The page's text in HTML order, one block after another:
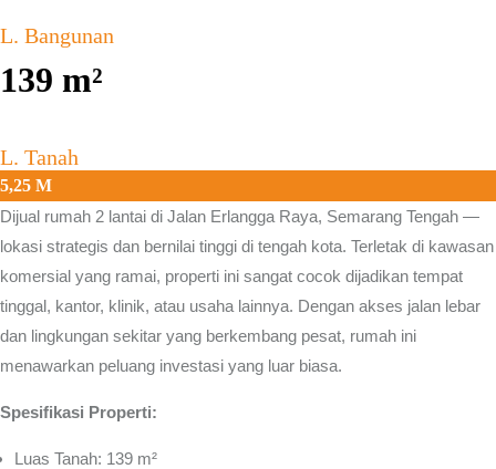
L. Bangunan
139 m²
L. Tanah
5,25 M
Dijual rumah 2 lantai di Jalan Erlangga Raya, Semarang Tengah —
lokasi strategis dan bernilai tinggi di tengah kota. Terletak di kawasan
komersial yang ramai, properti ini sangat cocok dijadikan tempat
tinggal, kantor, klinik, atau usaha lainnya. Dengan akses jalan lebar
dan lingkungan sekitar yang berkembang pesat, rumah ini
menawarkan peluang investasi yang luar biasa.
Spesifikasi Properti:
Luas Tanah: 139 m²